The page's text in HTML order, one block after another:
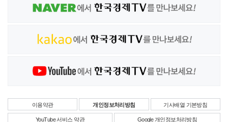
이용약관 개인정보처리방침 기사배열 기본방침
YouTube 서비스 약관 Google 개인정보처리방침